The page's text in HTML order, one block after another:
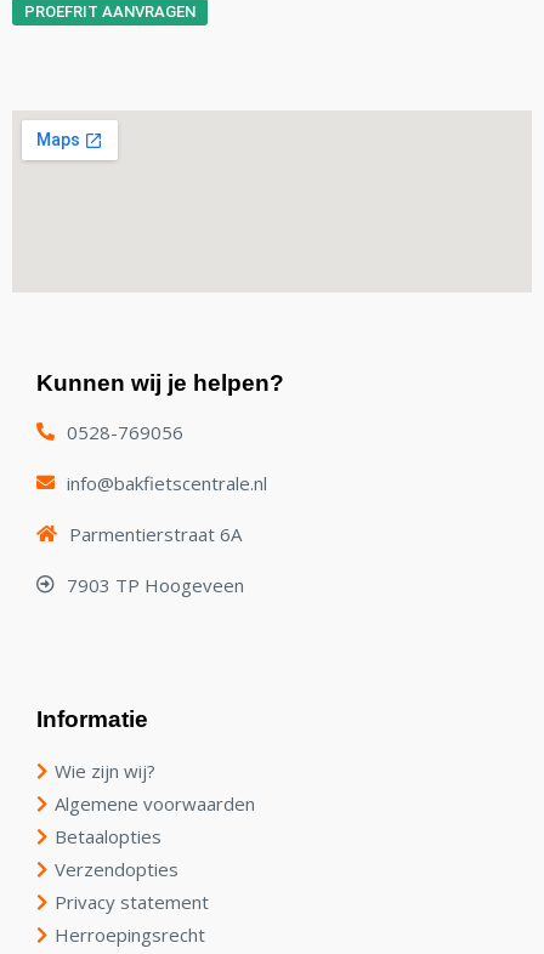
PROEFRIT AANVRAGEN
Kunnen wij je helpen?
0528-769056
info@bakfietscentrale.nl
Parmentierstraat 6A
7903 TP Hoogeveen
Informatie
Wie zijn wij?
Algemene voorwaarden
Betaalopties
Verzendopties
Privacy statement
Herroepingsrecht